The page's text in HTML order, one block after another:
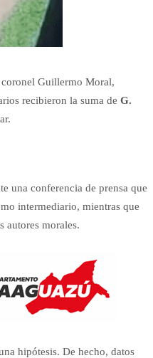
coronel Guillermo Moral,
recibieron la suma de G.
una conferencia de prensa que
intermediario, mientras que
autores morales.
hipótesis. De hecho, datos